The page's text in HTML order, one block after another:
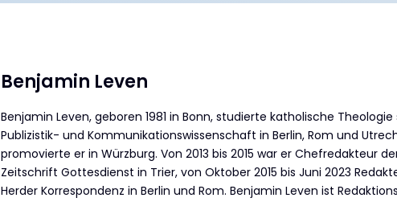
Benjamin Leven
Benjamin Leven, geboren 1981 in Bonn, studierte katholische Theologie
Publizistik- und Kommunikationswissenschaft in Berlin, Rom und
promovierte er in Würzburg. Von 2013 bis 2015 war er Chefredakteur
Zeitschrift Gottesdienst in Trier, von Oktober 2015 bis Juni 2023
Herder Korrespondenz in Berlin und Rom. Benjamin Leven ist